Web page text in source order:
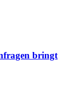
bringt